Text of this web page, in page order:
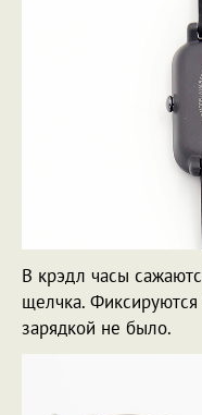
В крэдл часы
щелчка.
зарядкой не было.